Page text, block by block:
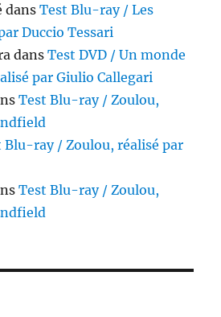
dansTest Blu-ray / Les
Duccio Tessari
dansTest DVD / Un monde
par Giulio Callegari
Test Blu-ray / Zoulou,
Blu-ray / Zoulou, réalisé par
Test Blu-ray / Zoulou,